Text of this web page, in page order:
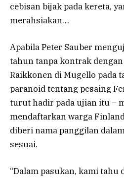
cebisan bijak pada kereta,
merahsiakan…
Apabila Peter Sauber
tahun tanpa kontrak
Raikkonen di Mugello pada
paranoid tentang pesaing
turut hadir pada ujian itu –
mendaftarkan warga
diberi nama panggilan
sesuai.
“Dalam pasukan, kami tahu